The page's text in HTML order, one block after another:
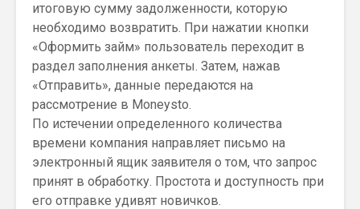
итоговую сумму задолженности, которую
необходимо возвратить. При нажатии кнопки
«Оформить займ» пользователь переходит в
раздел заполнения анкеты. Затем, нажав
«Отправить», данные передаются на
рассмотрение в Moneysto.
По истечении определенного количества
времени компания направляет письмо на
электронный ящик заявителя о том, что запрос
принят в обработку. Простота и доступность при
его отправке удивят новичков.